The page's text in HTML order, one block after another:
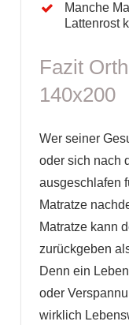
Manche
Lattenrost
Fazit
140x200
Wer seiner
oder sich nach
ausgeschlafen
Matratze
Matratze kann
zurückgeben
Denn ein
oder
wirklich